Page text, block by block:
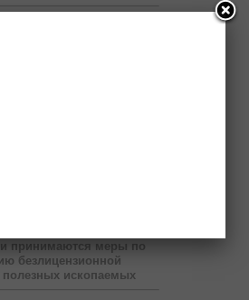
принимаются меры по
безлицензионной
полезных ископаемых